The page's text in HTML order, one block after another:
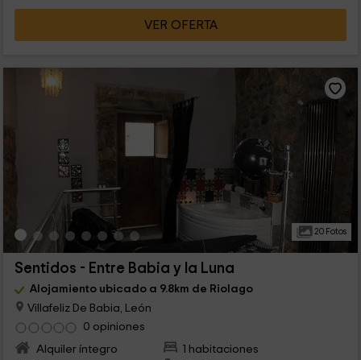
VER OFERTA
20 Fotos
Sentidos - Entre Babia y la Luna
Alojamiento ubicado a 9.8km de Riolago
Villafeliz De Babia, León
0 opiniones
Alquiler íntegro
1 habitaciones